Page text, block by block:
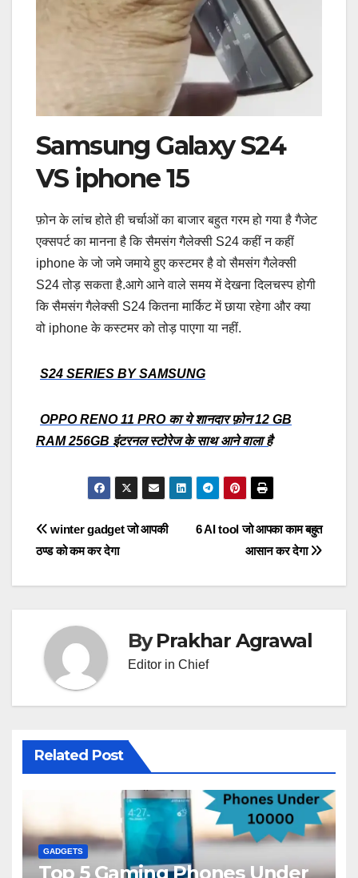
Samsung Galaxy S24
VS iphone 15
फ़ोन के लांच होते ही चर्चाओं का बाजार बहुत गरम हो गया है गैजेट
एक्सपर्ट का मानना है कि सैमसंग गैलेक्सी S24 कहीं न कहीं
iphone के जो जमे जमाये हुए कस्टमर है वो सैमसंग गैलेक्सी
S24 तोड़ सकता है.आगे आने वाले समय में देखना दिलचस्प होगी
कि सैमसंग गैलेक्सी S24 कितना मार्किट में छाया रहेगा और क्या
वो iphone के कस्टमर को तोड़ पाएगा या नहीं.
S24 SERIES BY SAMSUNG
OPPO RENO 11 PRO का ये शानदार फ़ोन 12 GB
RAM 256GB इंटरनल स्टोरेज के साथ आने वाला है
Post
navigation
6 AI tool जो आपका काम बहुत
आसान कर देगा
winter gadget जो आपकी
ठण्ड को कम कर देगा
ByPrakhar Agrawal
Editor in Chief
Related Post
GADGETS
Top 5 Gaming Phones Under